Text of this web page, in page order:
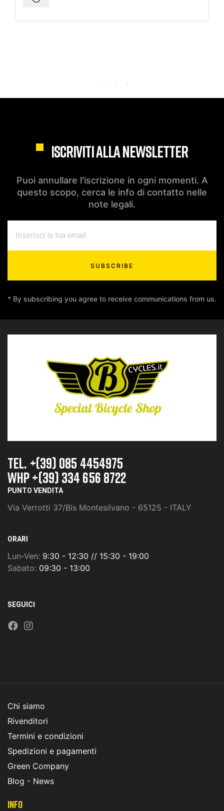
ISCRIVITI ALLA NEWSLETTER
Puoi annullare l'iscrizione in ogni momenti. A
questo scopo, cerca le info di contatto nelle
note legali.
SUBSCRIBE
* By subscribing you agree to receive communications from us.
TEL. +(39) 085 4454975
whp +(39) 334 656 8722
PUNTO VENDITA
Via Verrotti 37/Bis Montesilvano - 65125 - ITALY
ORARI
Lun-Ven: 9:30 - 12:30 // 15:30 - 19:00
Sabato: 09:30 - 13:00
SEGUICI
Chi siamo
Rivenditori
Termini e condizioni
Spedizioni e pagamenti
Green Company
Blog - News
INFO